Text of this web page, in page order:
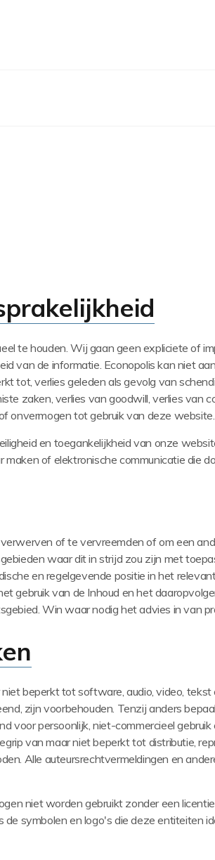
te houden. Wij gaan geen expliciete of
van de informatie. Econopolis kan niet
tot, verlies geleden als gevolg van
zaken, verlies van goodwill, verlies van
onvermogen tot gebruik van deze website.
en toegankelijkheid van onze
of elektronische communicatie die
of te vervreemden of om een
waar dit in strijd zou zijn met
en regelgevende positie in het
gebruik van de Inhoud en het
Win waar nodig het advies in van
nietbeperkttotsoftware, audio, video, tekst
zijn voorbehouden. Tenzij anders
voor persoonlijk, niet-commercieel
van maar niet beperkt tot distributie,
Alle auteursrechtvermeldingen en
niet worden gebruikt zonder een
de symbolen en logo's die deze entiteiten